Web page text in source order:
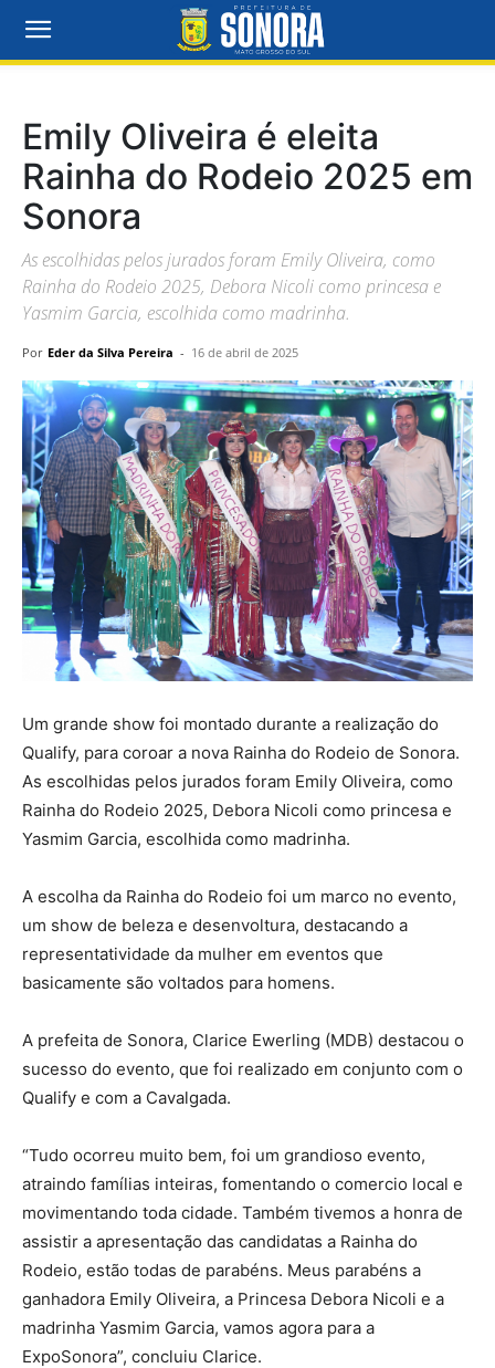
Emily Oliveira é eleita
Rainha do Rodeio 2025 em
Sonora
As escolhidas pelos jurados foram Emily Oliveira, como
Rainha do Rodeio 2025, Debora Nicoli como princesa e
Yasmim Garcia, escolhida como madrinha.
Por Eder da Silva Pereira - 16 de abril de 2025
Um grande show foi montado durante a realização do
Qualify, para coroar a nova Rainha do Rodeio de Sonora.
As escolhidas pelos jurados foram Emily Oliveira, como
Rainha do Rodeio 2025, Debora Nicoli como princesa e
Yasmim Garcia, escolhida como madrinha.
A escolha da Rainha do Rodeio foi um marco no evento,
um show de beleza e desenvoltura, destacando a
representatividade da mulher em eventos que
basicamente são voltados para homens.
A prefeita de Sonora, Clarice Ewerling (MDB) destacou o
sucesso do evento, que foi realizado em conjunto com o
Qualify e com a Cavalgada.
“Tudo ocorreu muito bem, foi um grandioso evento,
atraindo famílias inteiras, fomentando o comercio local e
movimentando toda cidade. Também tivemos a honra de
assistir a apresentação das candidatas a Rainha do
Rodeio, estão todas de parabéns. Meus parabéns a
ganhadora Emily Oliveira, a Princesa Debora Nicoli e a
madrinha Yasmim Garcia, vamos agora para a
ExpoSonora”, concluiu Clarice.